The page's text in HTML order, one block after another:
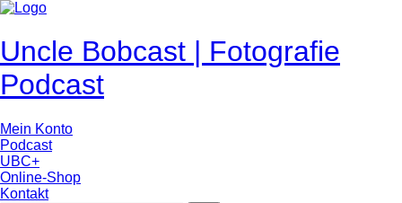
Uncle Bobcast | Fotografie
Podcast
Mein Konto
Podcast
UBC+
Online-Shop
Kontakt